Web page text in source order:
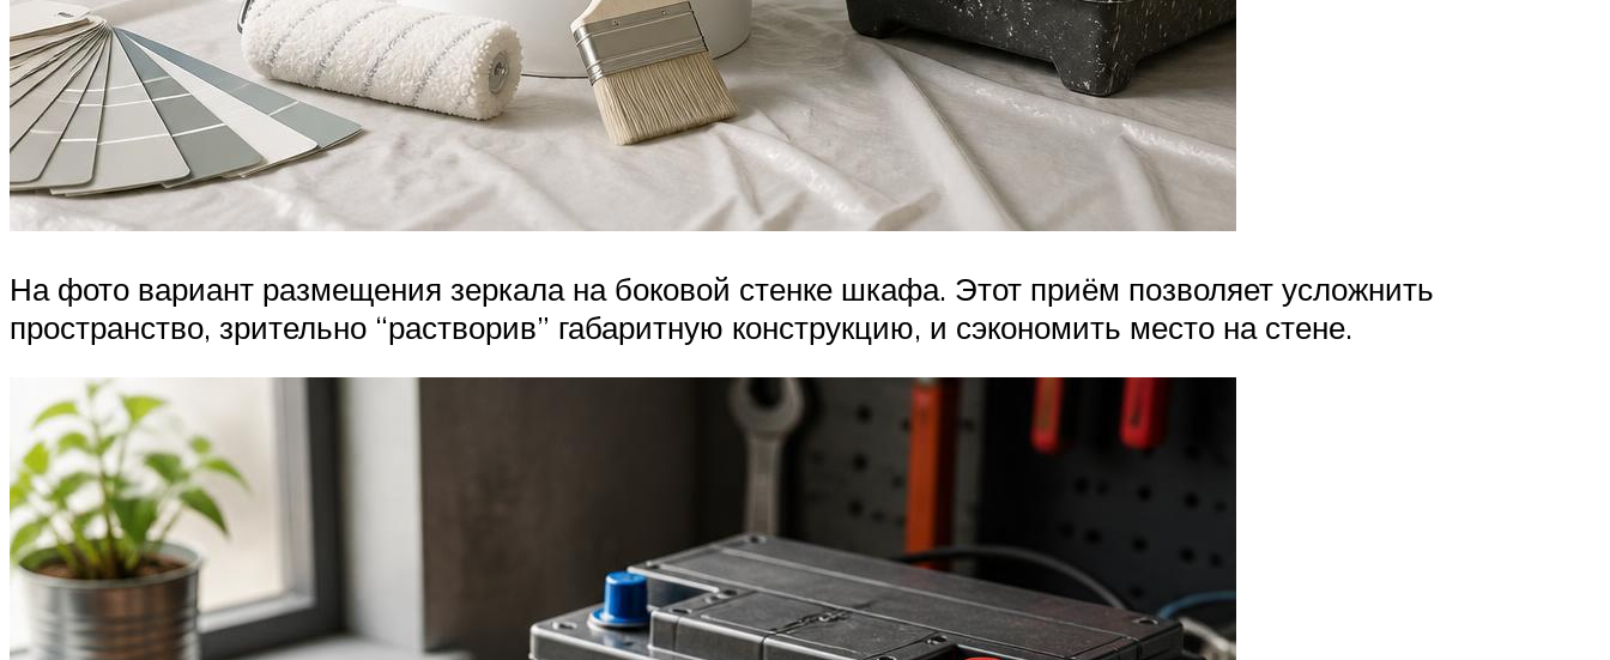
На фото вариант размещения зеркала на боковой стенке шкафа. Этот приём позволяет усложнить
пространство, зрительно “растворив” габаритную конструкцию, и сэкономить место на стене.